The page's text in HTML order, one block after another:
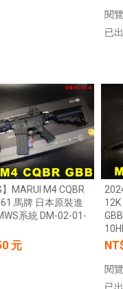
DAMAG36VTA M4/AR15
【翔準AOG】S&T M4彈
藍/橙/綠/紅
屬彈匣 電動槍彈匣
閱
已
】MARUI M4 CQBR
馬牌 日本原裝進
系統 DM-02-01-
元
閱
已